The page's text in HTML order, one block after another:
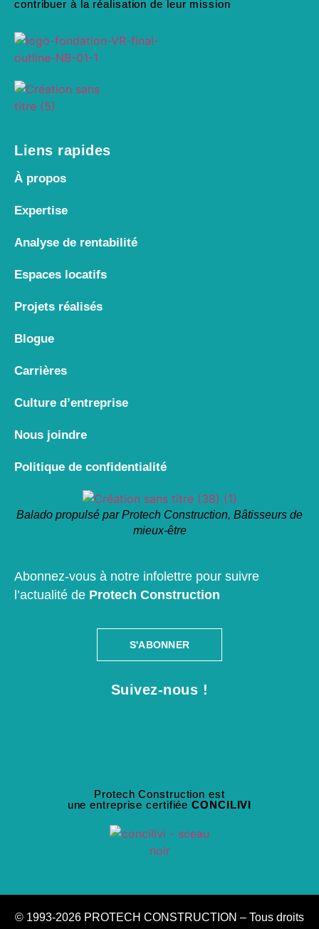
contribuer à la réalisation de leur mission
Liens rapides
À propos
Expertise
Analyse de rentabilité
Espaces locatifs
Projets réalisés
Blogue
Carrières
Culture d’entreprise
Nous joindre
Politique de confidentialité
Balado propulsé par Protech Construction, Bâtisseurs de
mieux-être
Abonnez-vous à notre infolettre pour suivre
l’actualité de Protech Construction
S'ABONNER
Suivez-nous !
Protech Construction est
une entreprise certifiéeCONCILIVI
© 1993-2026 PROTECH CONSTRUCTION – Tous droits